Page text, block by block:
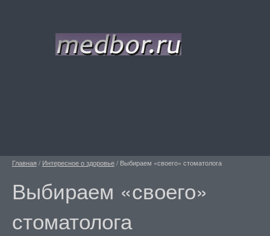
Главная / Интересное о здоровье/ Выбираем «своего» стоматолога
Выбираем «своего»
стоматолога